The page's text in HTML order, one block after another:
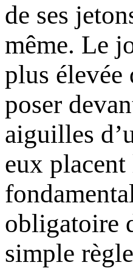
de ses
même. Le
plus
poser
aiguilles
eux
obligatoire
simple